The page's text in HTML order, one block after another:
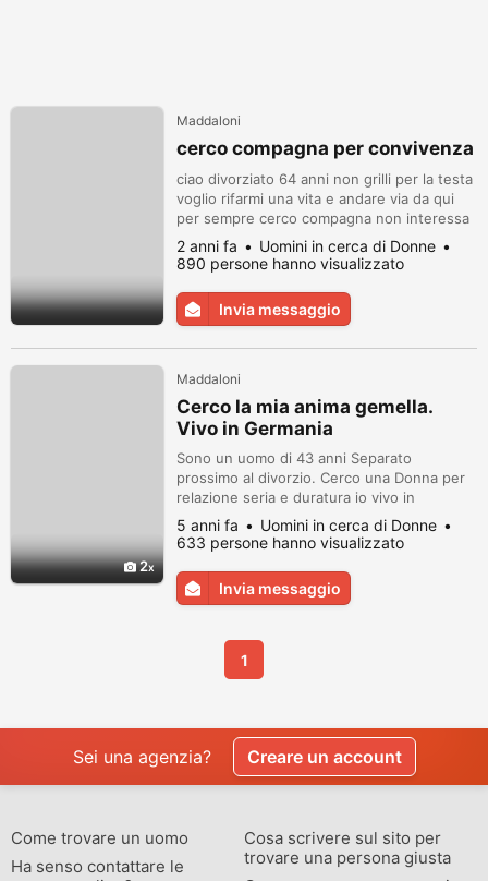
Maddaloni
cerco compagna per convivenza
ciao divorziato 64 anni non grilli per la testa
voglio rifarmi una vita e andare via da qui
per sempre cerco compagna non interessa
bellezza esteriore ma quella dentro essa
contattare solo wats app 3337837401 ciao.
annuncio valito tutta italia.
2 anni fa
Uomini in cerca di Donne
890 persone hanno visualizzato
Invia messaggio
2
Maddaloni
Cerco la mia anima gemella.
Vivo in Germania
Sono un uomo di 43 anni Separato
prossimo al divorzio. Cerco una Donna per
relazione seria e duratura io vivo in
Germania Con buon Lavoro.
5 anni fa
Uomini in cerca di Donne
633 persone hanno visualizzato
Invia messaggio
1
Sei una agenzia? Creare un account
Come trovare un uomo
Ha senso contattare le
Cosa scrivere sul sito per
trovare una persona giusta